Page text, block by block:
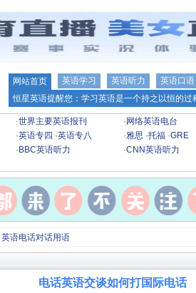
网站首页 英语学习 英语听力
英语口语
恒星英语提醒您：学习英语是一个持之以恒的
·世界主要英语报刊 · 网络英语电台
·英语专四 ·英语专八 ·雅思 ·托福 ·GRE
· BBC英语听力 ·CNN英语听力
英语电话对话用语
电话英语交谈如何打国际电话